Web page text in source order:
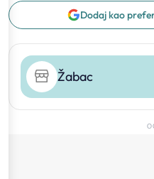
Dodaj kao
Žabac